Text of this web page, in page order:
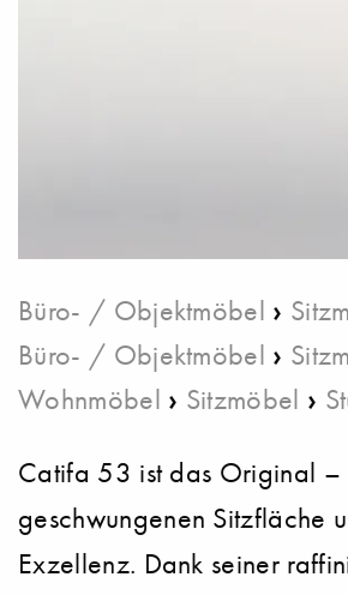
Büro- / Objektmöbel ›
Büro- / Objektmöbel ›
Wohnmöbel › Sitzmöbel ›
Catifa 53 ist das Original –
geschwungenen Sitzfläche
Exzellenz. Dank seiner